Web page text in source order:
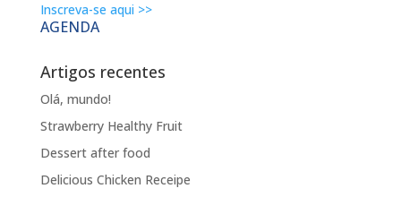
Inscreva-se aqui >>
AGENDA
Artigos recentes
Olá, mundo!
Strawberry Healthy Fruit
Dessert after food
Delicious Chicken Receipe